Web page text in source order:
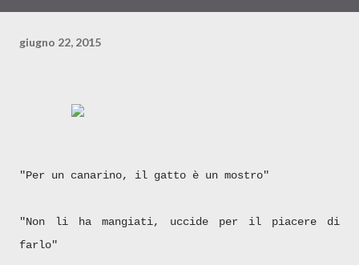
giugno 22, 2015
"Per un canarino, il gatto è un mostro"
"Non li ha mangiati, uccide per il piacere di
farlo"